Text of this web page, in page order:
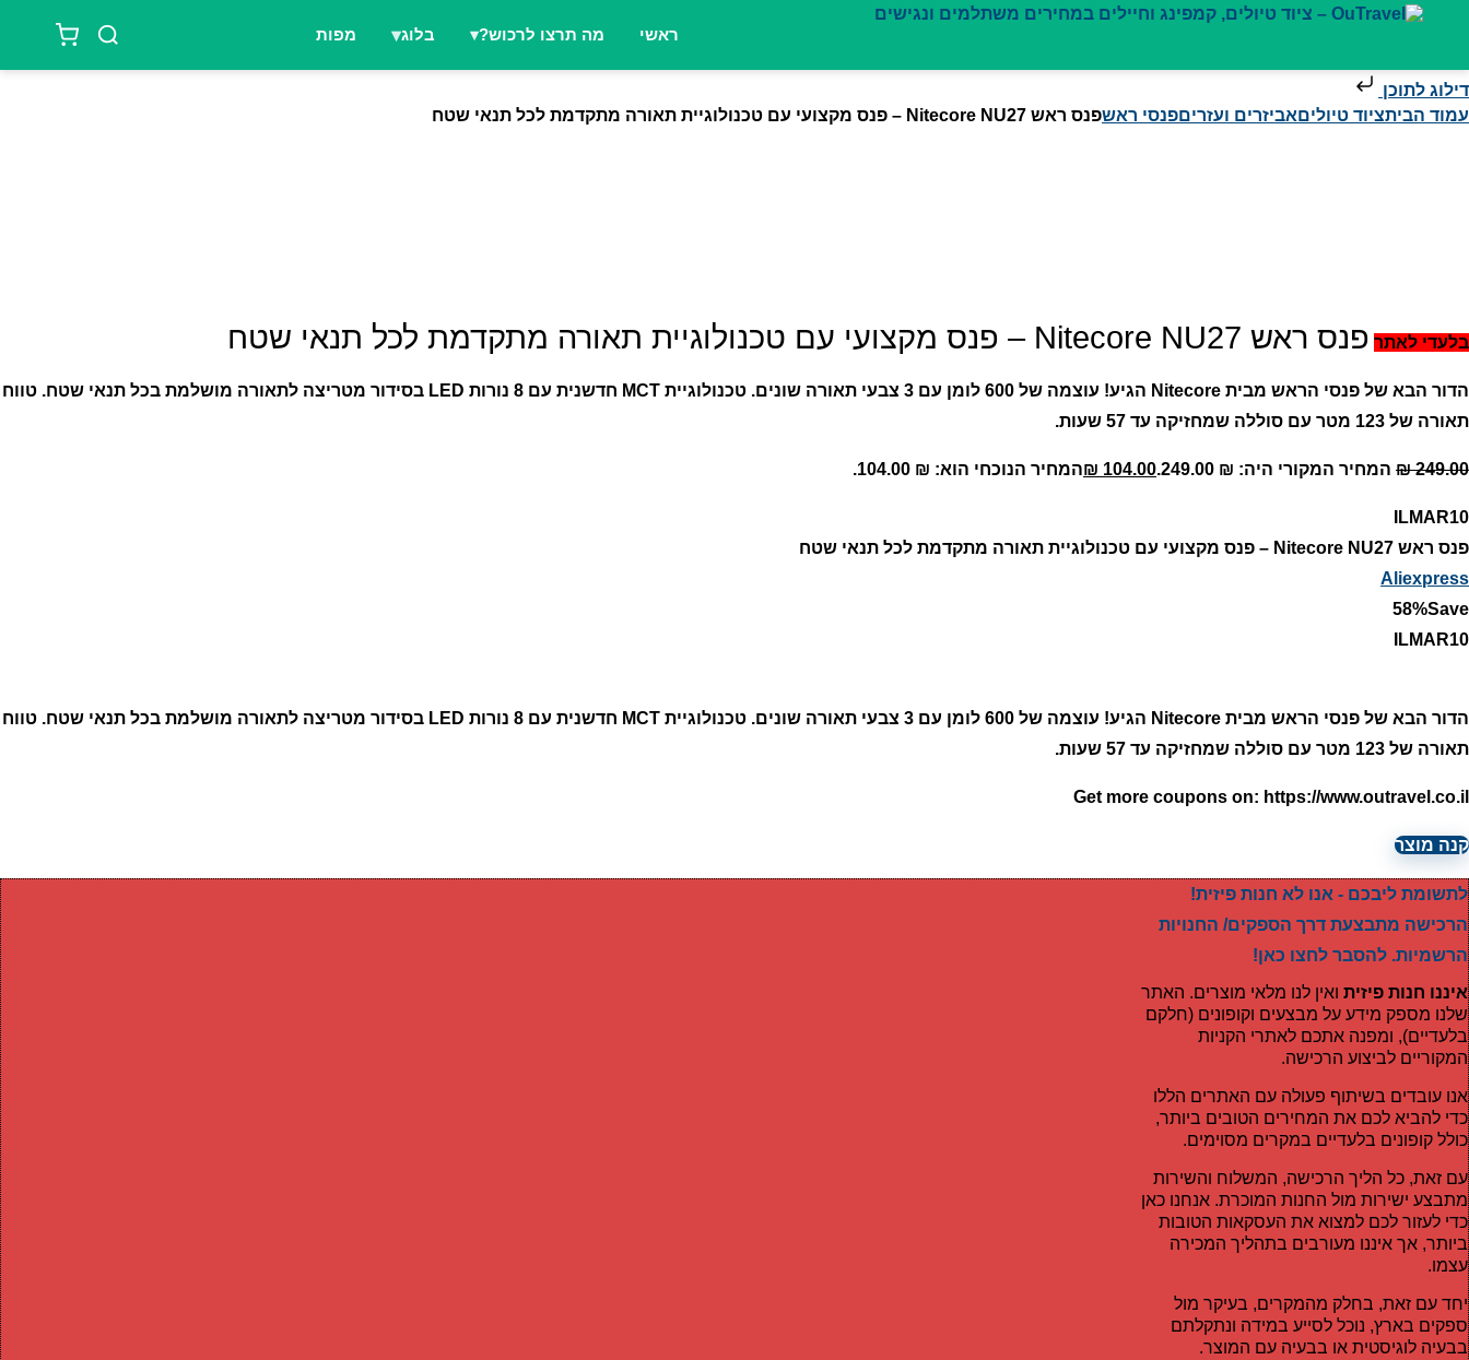
ראשי מה תרצו לרכוש? בלוג מפות
דילוג לתוכן
עמוד הביתציוד טיוליםאביזרים ועזריםפנסי ראשפנס ראש Nitecore NU27 – פנס מקצועי עם טכנולוגיית תאורה מתקדמת לכל תנאי שטח
בלעדי לאתר פנס ראש Nitecore NU27 – פנס מקצועי עם טכנולוגיית תאורה מתקדמת לכל תנאי שטח
הדור הבא של פנסי הראש מבית Nitecore הגיע! עוצמה של 600 לומן עם 3 צבעי תאורה שונים. טכנולוגיית MCT חדשנית עם 8 נורות LED בסידור מטריצה לתאורה מושלמת בכל תנאי שטח. טווח
תאורה של 123 מטר עם סוללה שמחזיקה עד 57 שעות.
₪249.00 המחיר המקורי היה: ₪ 249.00. ₪ 104.00 המחיר הנוכחי הוא: ₪ 104.00.
ILMAR10
פנס ראש Nitecore NU27 – פנס מקצועי עם טכנולוגיית תאורה מתקדמת לכל תנאי שטח
Aliexpress
58%Save
ILMAR10
הדור הבא של פנסי הראש מבית Nitecore הגיע! עוצמה של 600 לומן עם 3 צבעי תאורה שונים. טכנולוגיית MCT חדשנית עם 8 נורות LED בסידור מטריצה לתאורה מושלמת בכל תנאי שטח. טווח
תאורה של 123 מטר עם סוללה שמחזיקה עד 57 שעות.
Get more coupons on: https://www.outravel.co.il
קנה מוצר
לתשומת ליבכם - אנו לא חנות פיזית!
הרכישה מתבצעת דרך הספקים/ החנויות
הרשמיות. להסבר לחצו כאן!
איננו חנות פיזית ואין לנו מלאי מוצרים. האתר
שלנו מספק מידע על מבצעים וקופונים (חלקם
בלעדיים), ומפנה אתכם לאתרי הקניות
המקוריים לביצוע הרכישה.
אנו עובדים בשיתוף פעולה עם האתרים הללו
כדי להביא לכם את המחירים הטובים ביותר,
כולל קופונים בלעדיים במקרים מסוימים.
עם זאת, כל הליך הרכישה, המשלוח והשירות
מתבצע ישירות מול החנות המוכרת. אנחנו כאן
כדי לעזור לכם למצוא את העסקאות הטובות
ביותר, אך איננו מעורבים בתהליך המכירה
עצמו.
יחד עם זאת, בחלק מהמקרים, בעיקר מול
ספקים בארץ, נוכל לסייע במידה ונתקלתם
בבעיה לוגיסטית או בבעיה עם המוצר.